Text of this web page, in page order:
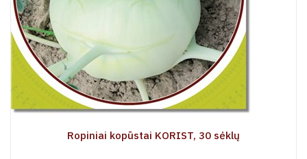
Ropiniai kopūstai KORIST, 30 sėklų